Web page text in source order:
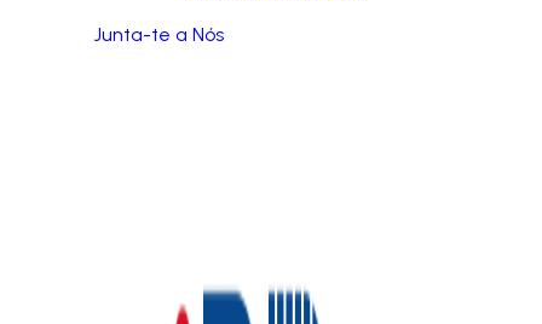
Junta-te a Nós